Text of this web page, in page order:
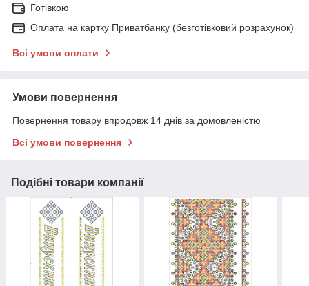
Готівкою
Оплата на картку Приватбанку (безготівковий розрахунок)
Всі умови оплати
Умови повернення
Повернення товару впродовж 14 днів за домовленістю
Всі умови повернення
Подібні товари компанії